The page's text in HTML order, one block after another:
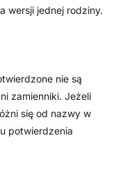
wersji jednej rodziny.
nie są
zamienniki. Jeżeli
się od nazwy w
potwierdzenia